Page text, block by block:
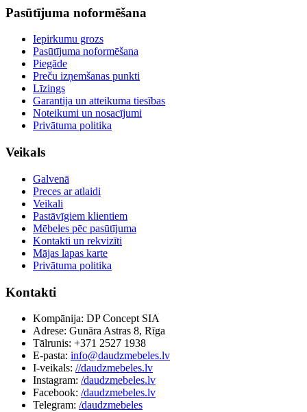
Pasūtījuma noformēšana
Iepirkumu grozs
Pasūtījuma noformēšana
Piegāde
Preču izņemšanas punkti
Līzings
Garantija un atteikuma tiesības
Noteikumi un nosacījumi
Privātuma politika
Veikals
Galvenā
Preces ar atlaidi
Veikali
Pastāvīgiem klientiem
Mēbeles pēc pasūtījuma
Kontakti un rekvizīti
Mājas lapas karte
Privātuma politika
Kontakti
Kompānija: DP Concept SIA
Adrese: Gunāra Astras 8, Rīga
Tālrunis: +371 2527 1938
E-pasta: info@daudzmebeles.lv
I-veikals: //daudzmebeles.lv
Instagram: /daudzmebeles.lv
Facebook: /daudzmebeles.lv
Telegram: /daudzmebeles